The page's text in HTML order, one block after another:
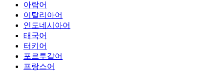
아랍어
이탈리아어
인도네시아어
태국어
터키어
포르투갈어
프랑스어